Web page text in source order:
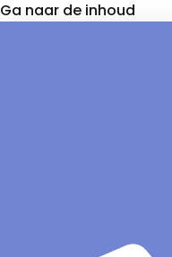
Ga naar de inhoud